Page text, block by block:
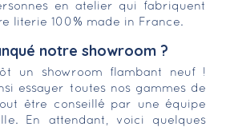
en atelier qui fabriquent
literie 100% made in France.
notre showroom ?
un showroom flambant neuf !
essayer toutes nos gammes de
être conseillé par une équipe
En attendant, voici quelques